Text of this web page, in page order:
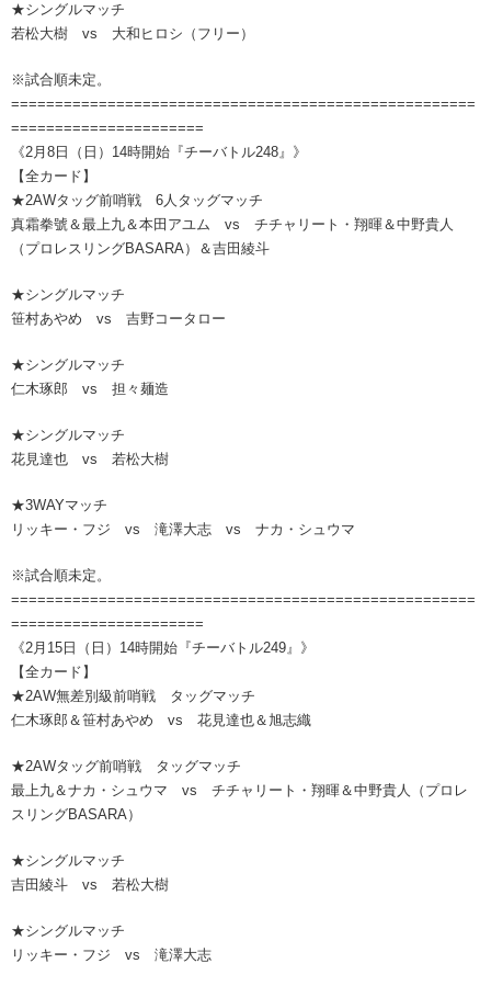
★シングルマッチ
若松大樹 vs 大和ヒロシ（フリー）
※試合順未定。
=====================================================
======================
《2月8日（日）14時開始『チーバトル248』》
【全カード】
★2AWタッグ前哨戦 6人タッグマッチ
真霜拳號＆最上九＆本田アユム vs チチャリート・翔暉＆中野貴人
（プロレスリングBASARA）＆吉田綾斗
★シングルマッチ
笹村あやめ vs 吉野コータロー
★シングルマッチ
仁木琢郎 vs 担々麺造
★シングルマッチ
花見達也 vs 若松大樹
★3WAYマッチ
リッキー・フジ vs 滝澤大志 vs ナカ・シュウマ
※試合順未定。
=====================================================
======================
《2月15日（日）14時開始『チーバトル249』》
【全カード】
★2AW無差別級前哨戦 タッグマッチ
仁木琢郎＆笹村あやめ vs 花見達也＆旭志織
★2AWタッグ前哨戦 タッグマッチ
最上九＆ナカ・シュウマ vs チチャリート・翔暉＆中野貴人（プロレ
スリングBASARA）
★シングルマッチ
吉田綾斗 vs 若松大樹
★シングルマッチ
リッキー・フジ vs 滝澤大志